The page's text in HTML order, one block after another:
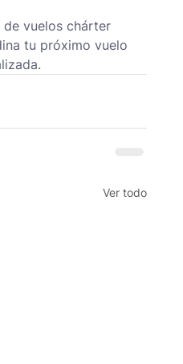
vuelos chárter
tu próximo vuelo
Ver todo